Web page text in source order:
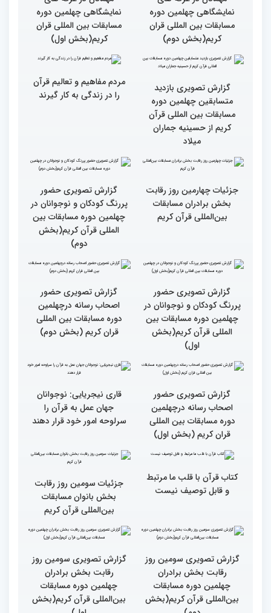
قرآن کریم (بخش دوم)
قرآن کریم (بخش اول)
گزارش تصویری حضور
مهمانان در غرفه های
نمایشگاهی چهلمین دوره
مسابقات بین المللی قران
کریم(بخش دوم)
گزارش تصویری حضور
نمایشگاهی چهلمین دوره
مسابقات بین المللی قران
گزارش تصویری بازدید
متسابقین چهلمین دوره
مسابقات بین المللی قرآن
کریم از حسینیه جماران
میلاد
مردم مفاهیم و تعالیم قرآن
را در زندگی به کار گیرند
جزئیات چهارمین روز رقابت
بخش برادران مسابقات
بین‌المللی قرآن کریم
گزارش تصویری حضور
پررنگ کودکان و نوجوانان در
چهلمین دوره مسابقات بین
المللی قرآن کریم(بخش
دوم)
گزارش تصویری حضور
پررنگ کودکان و نوجوانان در
چهلمین دوره مسابقات بین
المللی قرآن کریم(بخش
اول)
گزارش تصویری حضور
اصحاب رسانه درچهلمین
دوره مسابقات بین المللی
قران کریم (بخش دوم)
اصحاب رسانه درچهلمین
دوره مسابقات بین المللی
قاری نیجریایی: نوجوانان
جهان عمل به قرآن را
سرلوحه امور خود قرار دهند
و قابل توصیف نیست
جزئیات سومین روز رقابت
بخش بانوان مسابقات
بین‌المللی قرآن کریم